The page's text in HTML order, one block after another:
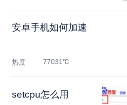
安卓手机如何加速
热度 77031℃
setcpu怎么用